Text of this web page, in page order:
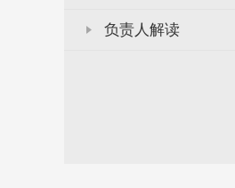
负责人解读